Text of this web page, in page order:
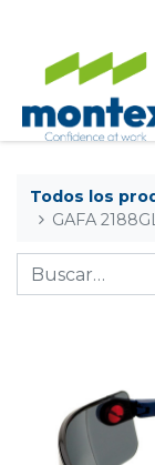
Todos los
GAFA